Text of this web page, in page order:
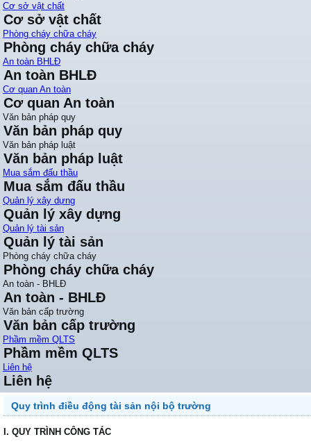
Cơ sở vật chất
Cơ sở vật chất
Phòng cháy chữa cháy
Phòng cháy chữa cháy
An toàn BHLĐ
An toàn BHLĐ
Cơ quan An toàn
Cơ quan An toàn
Văn bản pháp quy
Văn bản pháp quy
Văn bản pháp luật
Văn bản pháp luật
Mua sắm đấu thầu
Mua sắm đấu thầu
Quản lý xây dựng
Quản lý xây dựng
Quản lý tài sản
Quản lý tài sản
Phòng cháy chữa cháy
Phòng cháy chữa cháy
An toàn - BHLĐ
An toàn - BHLĐ
Văn bản cấp trường
Văn bản cấp trường
Phầm mềm QLTS
Phầm mềm QLTS
Liên hệ
Liên hệ
Quy trình điều động tài sản nội bộ trường
I. QUY TRÌNH CÔNG TÁC